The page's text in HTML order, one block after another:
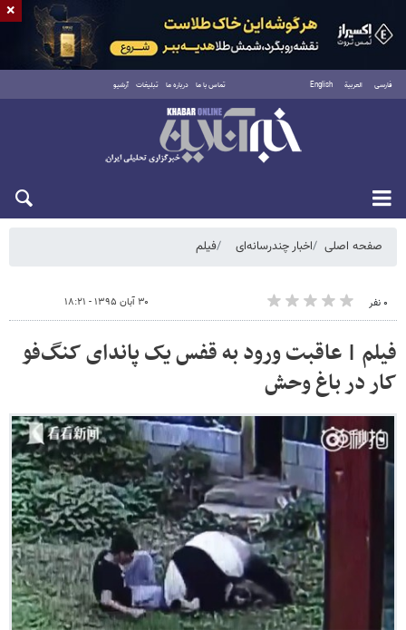
فارسی العربية English تماس با ما درباره ما تبلیغات آرشیو
پنجشنبه ۱۵ مرداد ۱۴۰۵
صفحه اصلی اخبار چندرسانه‌ای فیلم
۰ نفر ۳۰ آبان ۱۳۹۵ - ۱۸:۲۱
فیلم | عاقبت ورود به قفس یک پاندای کنگ‌فو
کار در باغ وحش
×